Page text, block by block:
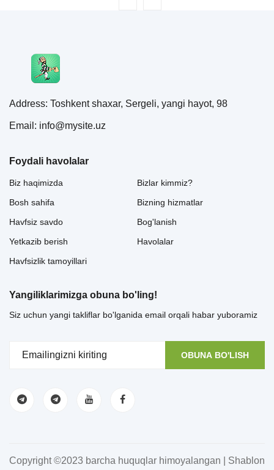
Address: Toshkent shaxar, Sergeli, yangi hayot, 98
Email: info@mysite.uz
Foydali havolalar
Biz haqimizda
Bosh sahifa
Havfsiz savdo
Yetkazib berish
Havfsizlik tamoyillari
Bizlar kimmiz?
Bizning hizmatlar
Bog'lanish
Havolalar
Yangiliklarimizga obuna bo'ling!
Siz uchun yangi takliflar bo'lganida email orqali habar yuboramiz
OBUNA BO'LISH
Copyright ©2023 barcha huquqlar himoyalangan | Shablon